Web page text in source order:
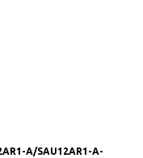
A/SAU12AR1-A-